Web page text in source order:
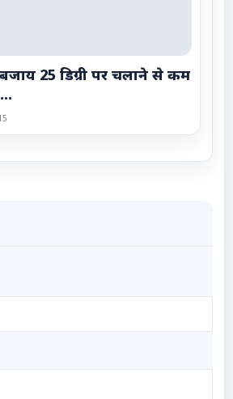
25 डिग्री पर चलाने से कम